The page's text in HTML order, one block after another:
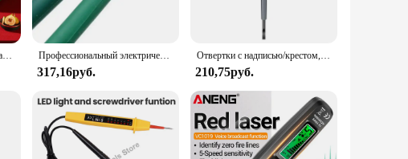
perfection. The oven's stainless steel construction not only adds to
inclusion of a full set of accessories ensures that you have everything
ensures that you can cook without worrying about your
Whether you're looking to upgrade your kitchen or seeking a reliable
Двухслойная интеллектуальная бытовая электрическая мини-духовка на 12 л Профессиональный электрический тестер 220 В, ручка, отвертка, детектор мощности, зонд, промышленная ручка для проверки напряжения, 4x75 мм вольтметр, тестовые инструменты
317,16руб.
Отвертки с надписью/крестом, неоновый Индикатор лампы, измеритель электрической ручки, изолированный Карманный тестер для подсветки электрика, ручка, инструменты
210,75руб.